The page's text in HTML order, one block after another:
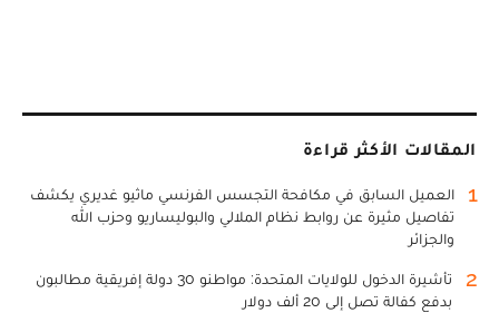
المقالات الأكثر قراءة
1
العميل السابق في مكافحة التجسس الفرنسي ماثيو غديري يكشف
تفاصيل مثيرة عن روابط نظام الملالي والبوليساريو وحزب الله
والجزائر
2
تأشيرة الدخول للولايات المتحدة: مواطنو 30 دولة إفريقية مطالبون
بدفع كفالة تصل إلى 20 ألف دولار